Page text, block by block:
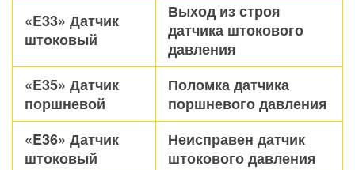
«E33» Датчик
штоковый
Выход из строя
датчика штокового
давления
«E35» Датчик
поршневой
Поломка датчика
поршневого давления
«E36» Датчик
штоковый
Неисправен датчик
штокового давления